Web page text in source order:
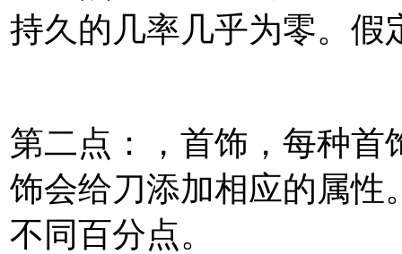
持久的几率几乎为零。假
第二点：，首饰，每种首
饰会给刀添加相应的属性
不同百分点。